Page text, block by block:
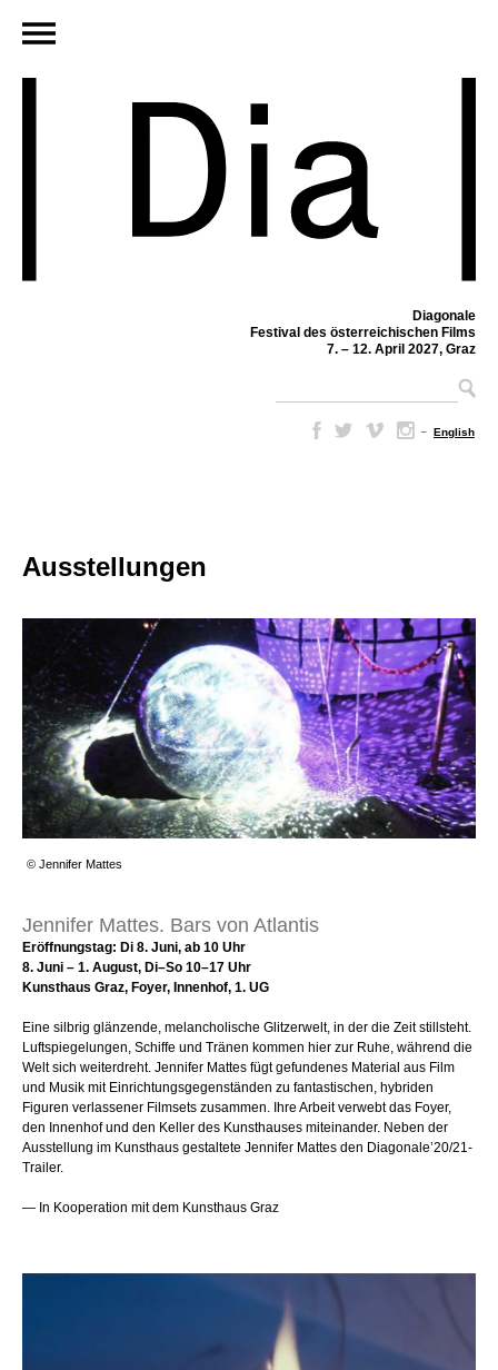
Diagonale
Festival des österreichischen Films
7. – 12. April 2027, Graz
– English
Ausstellungen
© Jennifer Mattes
Jennifer Mattes. Bars von Atlantis
Eröffnungstag: Di 8. Juni, ab 10 Uhr
8. Juni – 1. August, Di–So 10–17 Uhr
Kunsthaus Graz, Foyer, Innenhof, 1. UG
Eine silbrig glänzende, melancholische Glitzerwelt, in der die Zeit stillsteht.
Luftspiegelungen, Schiffe und Tränen kommen hier zur Ruhe, während die
Welt sich weiterdreht. Jennifer Mattes fügt gefundenes Material aus Film
und Musik mit Einrichtungsgegenständen zu fantastischen, hybriden
Figuren verlassener Filmsets zusammen. Ihre Arbeit verwebt das Foyer,
den Innenhof und den Keller des Kunsthauses miteinander. Neben der
Ausstellung im Kunsthaus gestaltete Jennifer Mattes den Diagonale’20/21-
Trailer.
— In Kooperation mit dem Kunsthaus Graz